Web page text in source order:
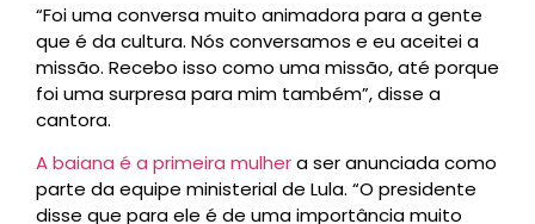
“Foi uma conversa muito animadora para a gente
que é da cultura. Nós conversamos e eu aceitei a
missão. Recebo isso como uma missão, até porque
foi uma surpresa para mim também”, disse a
cantora.
A baiana é a primeira mulhera ser anunciada como
parte da equipe ministerial de Lula. “O presidente
disse que para ele é de uma importância muito